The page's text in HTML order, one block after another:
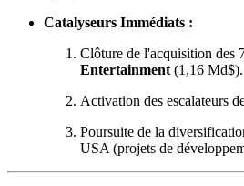
Catalyseurs Immédiats :
Clôture de l'acquisition des
Entertainment (1,16 Md$).
Activation des escalateurs
Poursuite de la
USA (projets de